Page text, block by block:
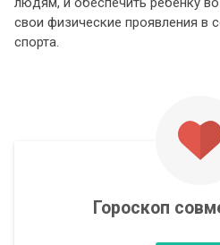
свои физические проявления в
спорта.
Гороскоп